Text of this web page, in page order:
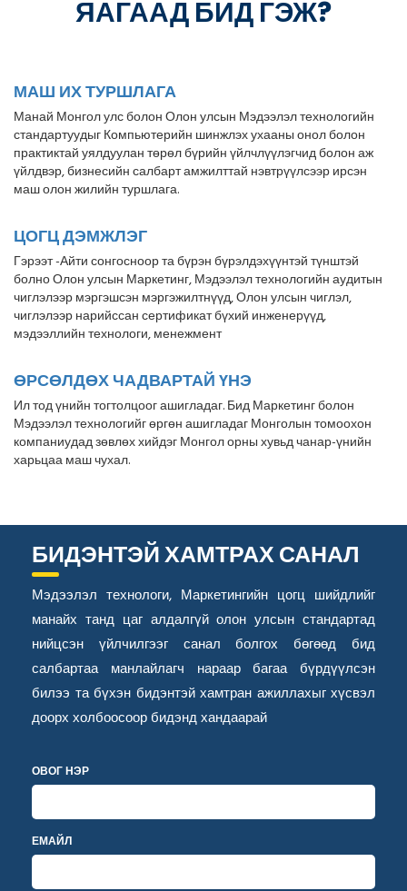
ЯАГААД БИД ГЭЖ?
МАШ ИХ ТУРШЛАГА
Манай Монгол улс болон Олон улсын Мэдээлэл технологийн
стандартуудыг Компьютерийн шинжлэх ухааны онол болон
практиктай уялдуулан төрөл бүрийн үйлчлүүлэгчид болон аж
үйлдвэр, бизнесийн салбарт амжилттай нэвтрүүлсээр ирсэн
маш олон жилийн туршлага.
ЦОГЦ ДЭМЖЛЭГ
Гэрээт -Айти сонгосноор та бүрэн бүрэлдэхүүнтэй түнштэй
болно Олон улсын Маркетинг, Мэдээлэл технологийн аудитын
чиглэлээр мэргэшсэн мэргэжилтнүүд, Олон улсын чиглэл,
чиглэлээр нарийссан сертификат бүхий инженерүүд,
мэдээллийн технологи, менежмент
ӨРСӨЛДӨХ ЧАДВАРТАЙ ҮНЭ
Ил тод үнийн тогтолцоог ашигладаг. Бид Маркетинг болон
Мэдээлэл технологийг өргөн ашигладаг Монголын томоохон
компаниудад зөвлөх хийдэг Монгол орны хувьд чанар-үнийн
харьцаа маш чухал.
БИДЭНТЭЙ ХАМТРАХ САНАЛ
Мэдээлэл технологи, Маркетингийн цогц шийдлийг
манайх танд цаг алдалгүй олон улсын стандартад
нийцсэн үйлчилгээг санал болгох бөгөөд бид
салбартаа манлайлагч нараар багаа бүрдүүлсэн
билээ та бүхэн бидэнтэй хамтран ажиллахыг хүсвэл
доорх холбоосоор бидэнд хандаарай
ОВОГ НЭР
ЕМАЙЛ